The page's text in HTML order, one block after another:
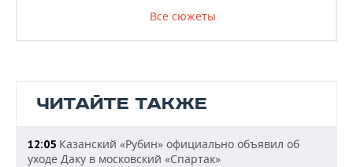
Все сюжеты
ЧИТАЙТЕ ТАКЖЕ
12:05 Казанский «Рубин» официально объявил об
уходе Даку в московский «Спартак»